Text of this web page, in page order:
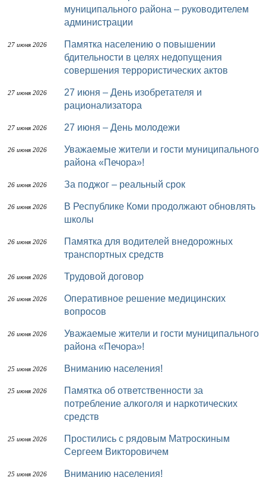
муниципального района – руководителем
администрации
27 июня 2026
Памятка населению о повышении
бдительности в целях недопущения
совершения террористических актов
27 июня 2026
27 июня – День изобретателя и
рационализатора
27 июня 2026 27 июня – День молодежи
26 июня 2026
Уважаемые жители и гости муниципального
района «Печора»!
26 июня 2026 За поджог – реальный срок
26 июня 2026
В Республике Коми продолжают обновлять
школы
26 июня 2026
Памятка для водителей внедорожных
транспортных средств
26 июня 2026 Трудовой договор
26 июня 2026
Оперативное решение медицинских
вопросов
26 июня 2026
Уважаемые жители и гости муниципального
района «Печора»!
25 июня 2026 Вниманию населения!
25 июня 2026
Памятка об ответственности за
потребление алкоголя и наркотических
средств
25 июня 2026
Простились с рядовым Матроскиным
Сергеем Викторовичем
25 июня 2026 Вниманию населения!